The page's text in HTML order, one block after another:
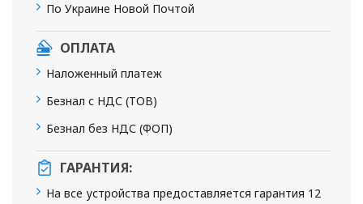
По Украине Новой Почтой
ОПЛАТА
Наложенный платеж
Безнал с НДС (ТОВ)
Безнал без НДС (ФОП)
ГАРАНТИЯ:
На все устройства предоставляется гарантия 12